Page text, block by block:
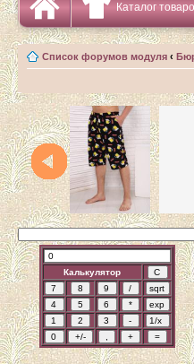
Каталог
Список форумов модуля ‹
Калькулятор